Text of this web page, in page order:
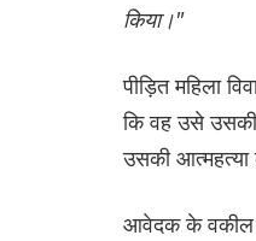
किया।"
पीड़ित महिला
कि वह उसे उसकी
उसकी आत्महत्या
आवेदक के वकील